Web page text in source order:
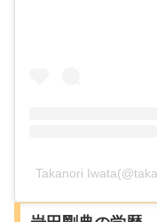
Takanori